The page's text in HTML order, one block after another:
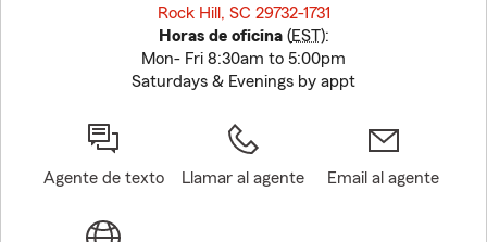
Rock Hill, SC 29732-1731
Horas de oficina(EST):
Mon- Fri 8:30am to 5:00pm
Saturdays & Evenings by appt
Agente de texto Llamar al agente Email al agente